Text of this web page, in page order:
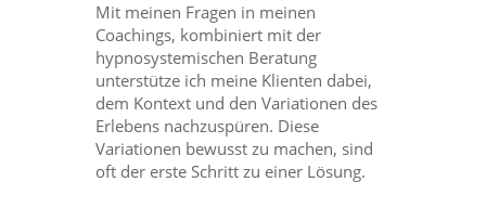
Mit meinen Fragen in meinen
Coachings, kombiniert mit der
hypnosystemischen Beratung
unterstütze ich meine Klienten dabei,
dem Kontext und den Variationen des
Erlebens nachzuspüren. Diese
Variationen bewusst zu machen, sind
oft der erste Schritt zu einer Lösung.